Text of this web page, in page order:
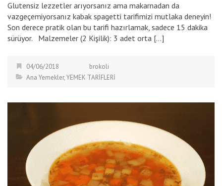
Glutensiz lezzetler arıyorsanız ama makarnadan da
vazgeçemiyorsanız kabak spagetti tarifimizi mutlaka deneyin!
Son derece pratik olan bu tarifi hazırlamak, sadece 15 dakika
sürüyor. Malzemeler (2 Kişilik): 3 adet orta […]
04/06/2018
brokoli
Ana Yemekler,YEMEK TARİFLERİ